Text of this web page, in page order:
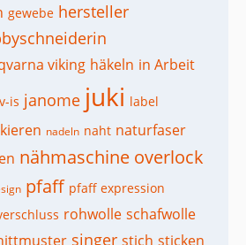
gewebe hersteller
viking häkeln in Arbeit
is janome juki label
nadeln naht naturfaser
nähmaschine overlock
pfaff pfaff expression
rohwolle schafwolle
singer stich sticken